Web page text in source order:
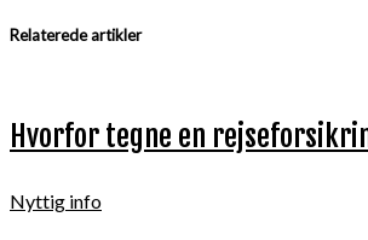
Relaterede artikler
Hvorfor tegne en
Nyttig info